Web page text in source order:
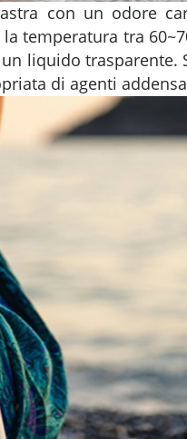
con un odore
temperatura tra
liquido
di agenti